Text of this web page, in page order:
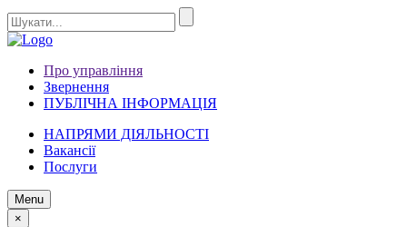
Про управління
Звернення
ПУБЛІЧНА ІНФОРМАЦІЯ
НАПРЯМИ ДІЯЛЬНОСТІ
Вакансії
Послуги
Menu
×